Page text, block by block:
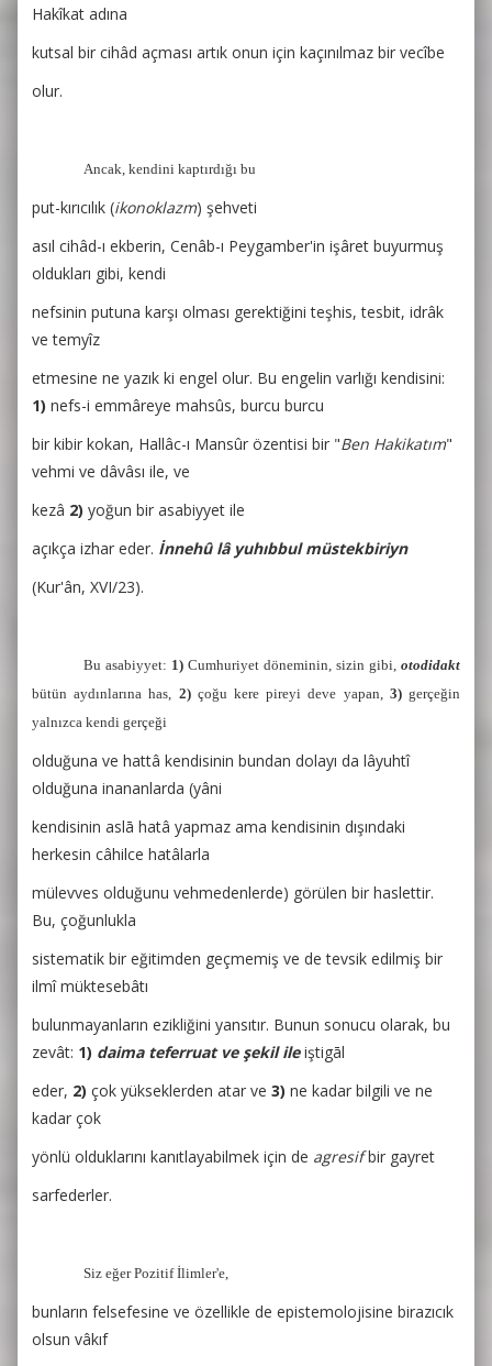
Hakîkat adına
kutsal bir cihâd açması artık onun için kaçınılmaz bir vecîbe
olur.
Ancak, kendini kaptırdığı bu
put-kırıcılık (ikonoklazm) şehveti
asıl cihâd-ı ekberin, Cenâb-ı Peygamber'in işâret buyurmuş
oldukları gibi, kendi
nefsinin putuna karşı olması gerektiğini teşhis, tesbit, idrâk
ve temyîz
etmesine ne yazık ki engel olur. Bu engelin varlığı kendisini:
1)nefs-i emmâreye mahsûs, burcu burcu
bir kibir kokan, Hallâc-ı Mansûr özentisi bir "Ben Hakikatım"
vehmi ve dâvâsı ile, ve
kezâ 2)yoğun bir asabiyyet ile
açıkça izhar eder. İnnehû lâ yuhıbbul müstekbiriyn
(Kur'ân, XVI/23).
Bu asabiyyet: 1) Cumhuriyet döneminin, sizin gibi, otodidakt
bütün aydınlarına has, 2) çoğu kere pireyi deve yapan, 3) gerçeğin
yalnızca kendi gerçeği
olduğuna ve hattâ kendisinin bundan dolayı da lâyuhtî
olduğuna inananlarda (yâni
kendisinin aslā hatâ yapmaz ama kendisinin dışındaki
herkesin câhilce hatâlarla
mülevves olduğunu vehmedenlerde) görülen bir haslettir.
Bu, çoğunlukla
sistematik bir eğitimden geçmemiş ve de tevsik edilmiş bir
ilmî müktesebâtı
bulunmayanların ezikliğini yansıtır. Bunun sonucu olarak, bu
zevât: 1) daima teferruat ve şekil ileiştigāl
eder, 2)çok yükseklerden atar ve3)ne kadar bilgili ve ne
kadar çok
yönlü olduklarını kanıtlayabilmek için de agresifbir gayret
sarfederler.
Siz eğer Pozitif İlimler'e,
bunların felsefesine ve özellikle de epistemolojisine birazıcık
olsun vâkıf